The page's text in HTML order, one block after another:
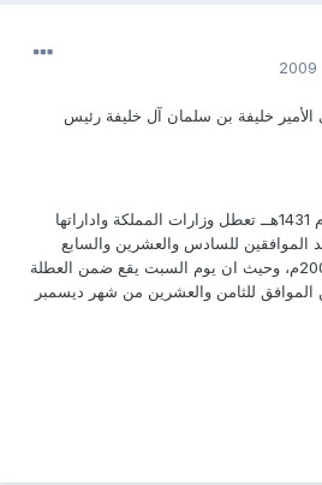
خليفة بن سلمان آل خليفة رئيس
انه بمناسبة ذكرى عاشوراء لعام 1431هــ تعطل وزارات المملكة واداراتها
الموافقين للسادس والعشرين والسابع
والعشرين من شهر ديسمبر 2009م، وحيث ان يوم السبت يقع ضمن العطلة
الموافق للثامن والعشرين من شهر ديسمبر